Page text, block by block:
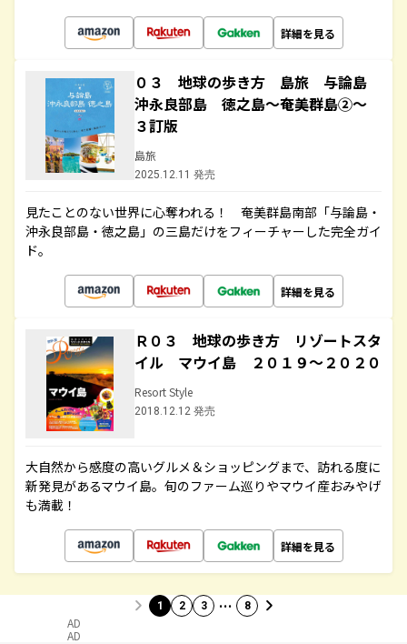
詳細を見る
０３ 地球の歩き方 島旅 与論島
沖永良部島 徳之島～奄美群島②～
３訂版
島旅
2025.12.11 発売
見たことのない世界に心奪われる！ 奄美群島南部「与論島・
沖永良部島・徳之島」の三島だけをフィーチャーした完全ガイ
ド。
詳細を見る
Ｒ０３ 地球の歩き方 リゾートスタ
イル マウイ島 ２０１９～２０２０
Resort Style
2018.12.12 発売
大自然から感度の高いグルメ＆ショッピングまで、訪れる度に
新発見があるマウイ島。旬のファーム巡りやマウイ産おみやげ
も満載！
詳細を見る
1 2 3 … 8
AD
AD